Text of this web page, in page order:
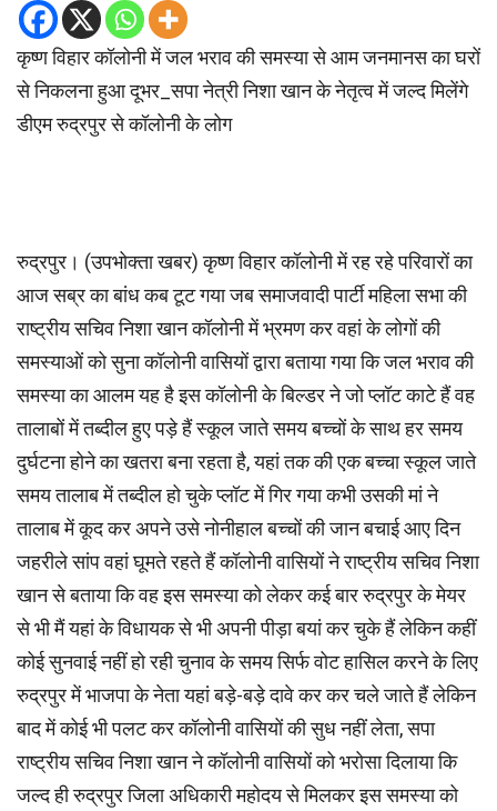
कृष्ण विहार कॉलोनी में जल भराव की समस्या से आम जनमानस का घरों
से निकलना हुआ दूभर_सपा नेत्री निशा खान के नेतृत्व में जल्द मिलेंगे
डीएम रुद्रपुर से कॉलोनी के लोग
रुद्रपुर। (उपभोक्ता खबर) कृष्ण विहार कॉलोनी में रह रहे परिवारों का
आज सब्र का बांध कब टूट गया जब समाजवादी पार्टी महिला सभा की
राष्ट्रीय सचिव निशा खान कॉलोनी में भ्रमण कर वहां के लोगों की
समस्याओं को सुना कॉलोनी वासियों द्वारा बताया गया कि जल भराव की
समस्या का आलम यह है इस कॉलोनी के बिल्डर ने जो प्लॉट काटे हैं वह
तालाबों में तब्दील हुए पड़े हैं स्कूल जाते समय बच्चों के साथ हर समय
दुर्घटना होने का खतरा बना रहता है, यहां तक की एक बच्चा स्कूल जाते
समय तालाब में तब्दील हो चुके प्लॉट में गिर गया कभी उसकी मां ने
तालाब में कूद कर अपने उसे नोनीहाल बच्चों की जान बचाई आए दिन
जहरीले सांप वहां घूमते रहते हैं कॉलोनी वासियों ने राष्ट्रीय सचिव निशा
खान से बताया कि वह इस समस्या को लेकर कई बार रुद्रपुर के मेयर
से भी मैं यहां के विधायक से भी अपनी पीड़ा बयां कर चुके हैं लेकिन कहीं
कोई सुनवाई नहीं हो रही चुनाव के समय सिर्फ वोट हासिल करने के लिए
रुद्रपुर में भाजपा के नेता यहां बड़े-बड़े दावे कर कर चले जाते हैं लेकिन
बाद में कोई भी पलट कर कॉलोनी वासियों की सुध नहीं लेता, सपा
राष्ट्रीय सचिव निशा खान ने कॉलोनी वासियों को भरोसा दिलाया कि
जल्द ही रुद्रपुर जिला अधिकारी महोदय से मिलकर इस समस्या को